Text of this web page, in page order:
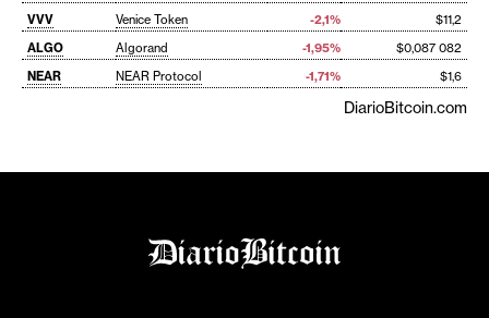
VVV
Venice Token -2,1%
$11,2
ALGO
Algorand -1,95%
$0,087 082
NEAR
NEAR Protocol -1,71% $1,6
DiarioBitcoin.com